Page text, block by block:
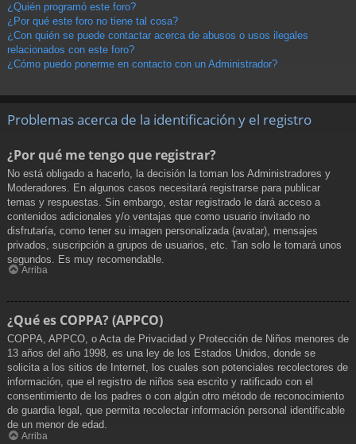
¿Quién programó este foro?
¿Por qué este foro no tiene tal cosa?
¿Con quién se puede contactar acerca de abusos o usos ilegales
relacionados con este foro?
¿Cómo puedo ponerme en contacto con un Administrador?
Problemas acerca de la identificación y el registro
¿Por qué me tengo que registrar?
No está obligado a hacerlo, la decisión la toman los Administradores y
Moderadores. En algunos casos necesitará registrarse para publicar
temas y respuestas. Sin embargo, estar registrado le dará acceso a
contenidos adicionales y/o ventajas que como usuario invitado no
disfrutaría, como tener su imagen personalizada (avatar), mensajes
privados, suscripción a grupos de usuarios, etc. Tan solo le tomará unos
segundos. Es muy recomendable.
Arriba
¿Qué es COPPA? (APPCO)
COPPA, APPCO, o Acta de Privacidad y Protección de Niños menores de
13 años del año 1998, es una ley de los Estados Unidos, donde se
solicita a los sitios de Internet, los cuales son potenciales recolectores de
información, que el registro de niños sea escrito y ratificado con el
consentimiento de los padres o con algún otro método de reconocimiento
de guardia legal, que permita recolectar información personal identificable
de un menor de edad.
Arriba